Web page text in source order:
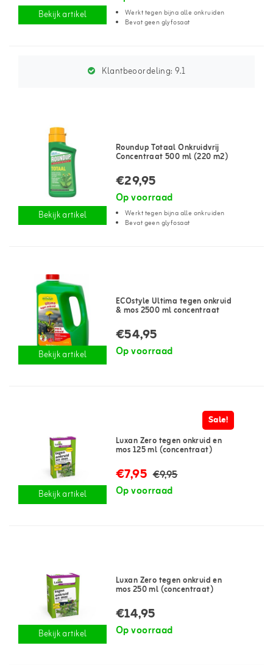
Bekijk artikel
Werkt tegen bijna alle onkruiden
Bevat geen glyfosaat
Klantbeoordeling:9.1
Bekijk artikel
Roundup Totaal Onkruidvrij
Concentraat 500 ml (220 m2)
€29,95
Op voorraad
Werkt tegen bijna alle onkruiden
Bevat geen glyfosaat
Bekijk artikel
ECOstyle Ultima tegen onkruid
& mos 2500 ml concentraat
€54,95
Op voorraad
Bekijk artikel
Sale!
Luxan Zero tegen onkruid en
mos 125 ml (concentraat)
€7,95 €9,95
Op voorraad
Bekijk artikel
Luxan Zero tegen onkruid en
mos 250 ml (concentraat)
€14,95
Op voorraad